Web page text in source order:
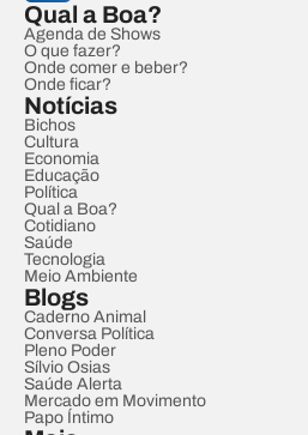
Qual a Boa?
Agenda de Shows
O que fazer?
Onde comer e beber?
Onde ficar?
Notícias
Bichos
Cultura
Economia
Educação
Política
Qual a Boa?
Cotidiano
Saúde
Tecnologia
Meio Ambiente
Blogs
Caderno Animal
Conversa Política
Pleno Poder
Sílvio Osias
Saúde Alerta
Mercado em Movimento
Papo Íntimo